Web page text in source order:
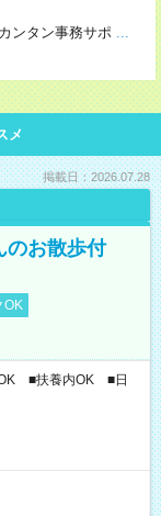
ンタン事務サポ ...
メ
掲載日：2026.07.28
のお散歩付
OK
■扶養内OK ■日